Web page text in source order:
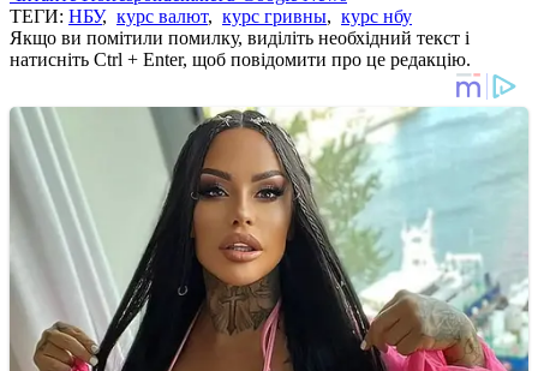
ТЕГИ: НБУ, курс валют, курс гривны, курс нбу
Якщо ви помітили помилку, виділіть необхідний текст і
натисніть Ctrl + Enter, щоб повідомити про це редакцію.